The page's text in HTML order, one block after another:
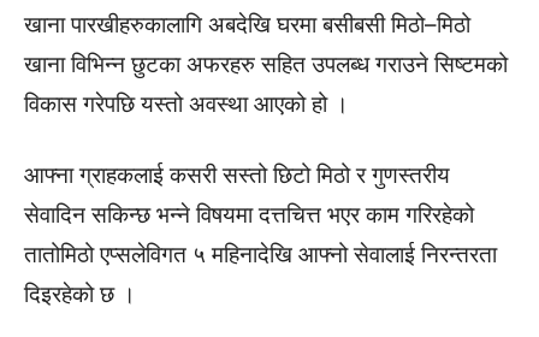
खाना पारखीहरुकालागि अबदेखि घरमा बसीबसी मिठो–मिठो
खाना विभिन्न छुटका अफरहरु सहित उपलब्ध गराउने सिष्टमको
विकास गरेपछि यस्तो अवस्था आएको हो ।
आफ्ना ग्राहकलाई कसरी सस्तो छिटो मिठो र गुणस्तरीय
सेवादिन सकिन्छ भन्ने विषयमा दत्तचित्त भएर काम गरिरहेको
तातोमिठो एप्सलेविगत ५ महिनादेखि आफ्नो सेवालाई निरन्तरता
दिइरहेको छ ।